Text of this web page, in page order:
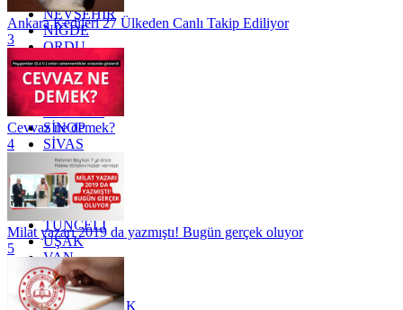
NEVŞEHİR
NİĞDE
ORDU
OSMANİYE
RİZE
SAKARYA
SAMSUN
SİNOP
SİVAS
SİİRT
TEKİRDAĞ
TOKAT
TRABZON
TUNCELİ
UŞAK
VAN
YALOVA
YOZGAT
ZONGULDAK
Ankara Kedileri 27 Ülkeden Canlı Takip Ediliyor
3
Cevvaz ne demek?
4
Milat yazarı 2019 da yazmıştı! Bugün gerçek oluyor
5